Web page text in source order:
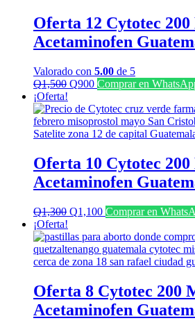
Oferta 12 Cytotec 200
Acetaminofen
Valorado con 5.00 de 5
Q1,500 El
original
era:
Q1,500.
Q900El
actual
es:
Q900.
Comprar en
¡Oferta!
Oferta 10 Cytotec 200
Acetaminofen
Q1,300 El
original
era:
Q1,300.
Q1,100El
actual
es:
Q1,100.
Comprar en
¡Oferta!
Oferta 8 Cytotec 200
Acetaminofen